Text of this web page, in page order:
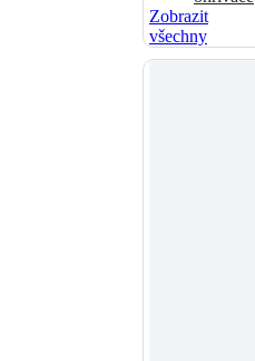
Zobrazit
všechny